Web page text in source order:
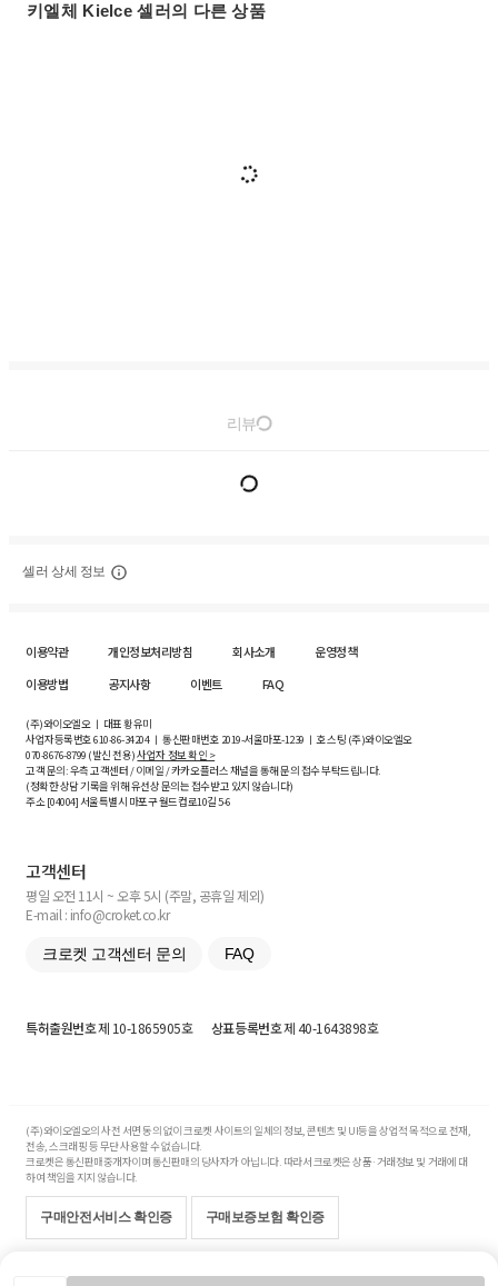
키엘체 Kielce 셀러의 다른 상품
리뷰
셀러 상세 정보
이용약관 개인정보처리방침 회사소개
운영정책
이용방법
공지사항 이벤트 FAQ
(주)와이오엘오 ㅣ 대표 황유미
사업자등록번호610-86-34204ㅣ 통신판매번호 2019-서울마포-1239 ㅣ 호스팅 (주)와이오엘오
070-8676-8799 (발신 전용)사업자 정보 확인 >
고객 문의: 우측 고객센터 / 이메일 / 카카오플러스 채널을 통해 문의 접수 부탁드립니다.
(정확한 상담 기록을 위해 유선상 문의는 접수받고 있지 않습니다)
주소 [04004] 서울특별시 마포구 월드컵로10길5-6
고객센터
평일 오전 11시 ~ 오후 5시 (주말, 공휴일 제외)
E-mail : info@croket.co.kr
크로켓 고객센터 문의 FAQ
특허출원번호제 10-1865905호 상표등록번호제 40-1643898호
(주)와이오엘오의 사전 서면 동의 없이 크로켓 사이트의 일체의 정보, 콘텐츠 및 UI등을 상업적 목적으로 전재,
전송, 스크래핑 등 무단 사용할 수 없습니다.
크로켓은 통신판매중개자이며 통신판매의 당사자가 아닙니다. 따라서 크로켓은 상품·거래정보 및 거래에 대
하여 책임을 지지 않습니다.
구매안전서비스 확인증 구매보증보험 확인증